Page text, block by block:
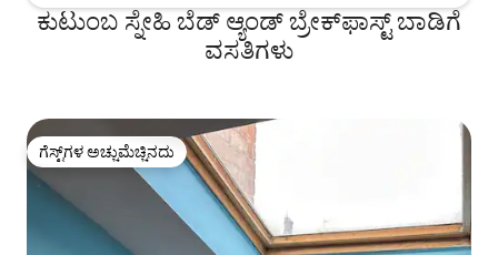
ಕುಟುಂಬ ಸ್ನೇಹಿ ಬೆಡ್ ಆ್ಯಂಡ್ ಬ್ರೇಕ್‌ಫಾಸ್ಟ್‌ ಬಾಡಿಗೆ
ವಸತಿಗಳು
ಗೆಸ್ಟ್‌ಗಳ ಅಚ್ಚುಮೆಚ್ಚಿನದು
ಗೆಸ್ಟ್‌ಗಳ ಅಚ್ಚುಮೆಚ್ಚಿನದು